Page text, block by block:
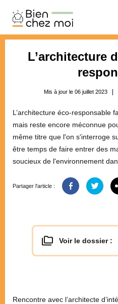
Bien
Chez
Moi
L’architecture
Mis à jour le 06 juillet 2023
L’architecture éco-responsable
mais reste encore méconnue
même titre que l'on s'interroge
être temps de faire entrer des
soucieux de l'environnement
Partager l'article :
Voir le dossier :
Rencontre avec l’architecte